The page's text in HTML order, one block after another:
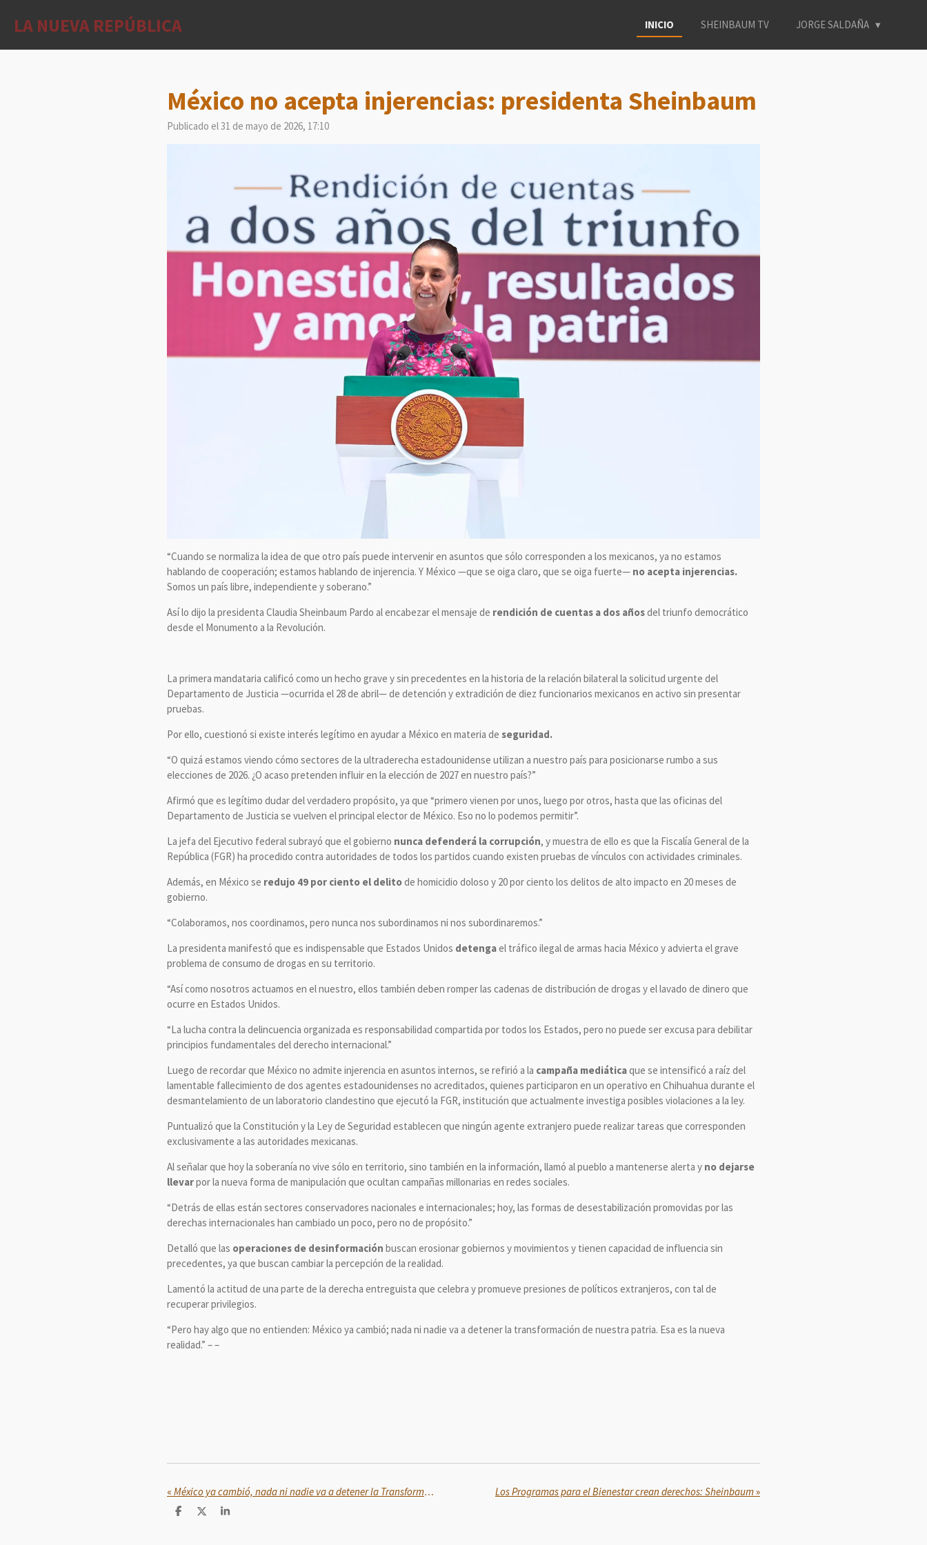
LA NUEVA REPÚBLICA INICIO SHEINBAUM TV JORGE SALDAÑA
México no acepta injerencias: presidenta Sheinbaum
Publicado el 31 de mayo de 2026, 17:10
“Cuando se normaliza la idea de que otro país puede intervenir en asuntos que sólo corresponden a los mexicanos, ya no estamos
hablando de cooperación; estamos hablando de injerencia. Y México —que se oiga claro, que se oiga fuerte— no acepta injerencias.
Somos un país libre, independiente y soberano.”
Así lo dijo la presidenta Claudia Sheinbaum Pardo al encabezar el mensaje de rendición de cuentas a dos añosdel triunfo democrático
desde el Monumento a la Revolución.
La primera mandataria calificó como un hecho grave y sin precedentes en la historia de la relación bilateral la solicitud urgente del
Departamento de Justicia —ocurrida el 28 de abril— de detención y extradición de diez funcionarios mexicanos en activo sin presentar
pruebas.
Por ello, cuestionó si existe interés legítimo en ayudar a México en materia de seguridad.
“O quizá estamos viendo cómo sectores de la ultraderecha estadounidense utilizan a nuestro país para posicionarse rumbo a sus
elecciones de 2026. ¿O acaso pretenden influir en la elección de 2027 en nuestro país?”
Afirmó que es legítimo dudar del verdadero propósito, ya que “primero vienen por unos, luego por otros, hasta que las oficinas del
Departamento de Justicia se vuelven el principal elector de México. Eso no lo podemos permitir”.
La jefa del Ejecutivo federal subrayó que el gobierno nunca defenderá la corrupción, y muestra de ello es que la Fiscalía General de la
República (FGR) ha procedido contra autoridades de todos los partidos cuando existen pruebas de vínculos con actividades criminales.
Además, en México se redujo 49 por ciento el delitode homicidio doloso y 20 por ciento los delitos de alto impacto en 20 meses de
gobierno.
“Colaboramos, nos coordinamos, pero nunca nos subordinamos ni nos subordinaremos.”
La presidenta manifestó que es indispensable que Estados Unidos detengael tráfico ilegal de armas hacia México y advierta el grave
problema de consumo de drogas en su territorio.
“Así como nosotros actuamos en el nuestro, ellos también deben romper las cadenas de distribución de drogas y el lavado de dinero que
ocurre en Estados Unidos.
“La lucha contra la delincuencia organizada es responsabilidad compartida por todos los Estados, pero no puede ser excusa para debilitar
principios fundamentales del derecho internacional.”
Luego de recordar que México no admite injerencia en asuntos internos, se refirió a la campaña mediáticaque se intensificó a raíz del
lamentable fallecimiento de dos agentes estadounidenses no acreditados, quienes participaron en un operativo en Chihuahua durante el
desmantelamiento de un laboratorio clandestino que ejecutó la FGR, institución que actualmente investiga posibles violaciones a la ley.
Puntualizó que la Constitución y la Ley de Seguridad establecen que ningún agente extranjero puede realizar tareas que corresponden
exclusivamente a las autoridades mexicanas.
Al señalar que hoy la soberanía no vive sólo en territorio, sino también en la información, llamó al pueblo a mantenerse alerta y no dejarse
llevarpor la nueva forma de manipulación que ocultan campañas millonarias en redes sociales.
“Detrás de ellas están sectores conservadores nacionales e internacionales; hoy, las formas de desestabilización promovidas por las
derechas internacionales han cambiado un poco, pero no de propósito.”
Detalló que las operaciones de desinformación buscan erosionar gobiernos y movimientos y tienen capacidad de influencia sin
precedentes, ya que buscan cambiar la percepción de la realidad.
Lamentó la actitud de una parte de la derecha entreguista que celebra y promueve presiones de políticos extranjeros, con tal de
recuperar privilegios.
“Pero hay algo que no entienden: México ya cambió; nada ni nadie va a detener la transformación de nuestra patria. Esa es la nueva
realidad.” – –
« México ya cambió, nada ni nadie va a detener la Transformación: Presidenta a 2 años del triunfo del 2do Piso de la Cuarta Transformación Los Programas para el Bienestar crean derechos: Sheinbaum»
C
C
C